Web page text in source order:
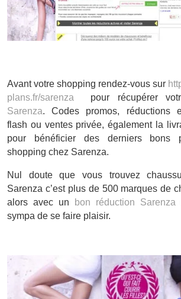
Avant votre shopping rendez-vous sur
plans.fr/sarenza pour récupérer
Sarenza. Codes promos, réductions
flash ou ventes privée, également la
pour bénéficier des derniers bons
shopping chez Sarenza.
Nul doute que vous trouvez
Sarenza c’est plus de 500 marques de
alors avec un bon réduction Sarenza
sympa de se faire plaisir.